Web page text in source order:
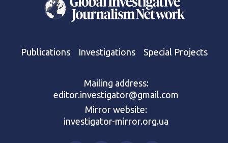
Publications Investigations Special Projects
Mailing address:
editor.investigator@gmail.com
Mirror website:
investigator-mirror.org.ua